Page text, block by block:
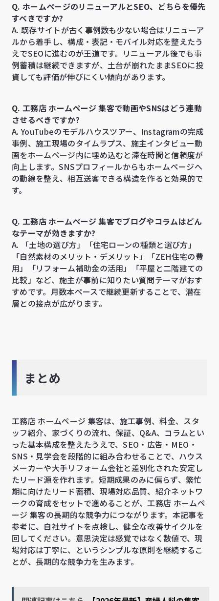
Q. ホームページのリニューアルとSEO、どちらを優先
すべきですか?
A. 既存サイトが古く事例数も少ない場合はリニューア
ルから着手し、構成・表記・モバイル対応を整えたう
えでSEOに進むのが王道です。リニューアル後でも事
例蓄積は継続できますが、土台が崩れたままSEOに投
資しても評価が伸びにくい傾向があります。
Q. 工務店 ホームページ 集客で動画やSNSはどう連動
させるべきですか?
A. YouTubeのモデルハウスツアー、Instagramの完成
事例、施工現場のタイムラプス、施主インタビュー動
画をホームページ内に埋め込むと滞在時間と信頼度が
向上します。SNSプロフィールからもホームページへ
の動線を整え、相互送客できる構造を作ると効果的で
す。
Q. 工務店 ホームページ 集客でブログやコラムはどん
なテーマが効きますか?
A. 「土地の選び方」「住宅ローンの種類と選び方」
「自然素材のメリット・デメリット」「ZEH住宅の費
用」「リフォーム補助金の活用」「平屋と二階建ての
比較」など、施主が事前に知りたい質問テーマがおす
すめです。月数本ペースで継続更新することで、潜在
層との接点が広がります。
まとめ
工務店 ホームページ 集客は、施工事例、料金、スタ
ッフ紹介、家づくりの流れ、保証、Q&A、コラムとい
った基本構成を整えたうえで、SEO・広告・MEO・
SNS・見学会を段階的に組み合わせることで、ハウス
メーカーや大手リフォーム会社と差別化された安定し
たリード源を作れます。短期成果のみに偏らず、繁忙
期に向けたリード蓄積、現場対応品質、紹介ネットワ
ークの育成をセットで進めることが、工務店 ホームペ
ージ 集客の長期的な競争力につながります。本記事を
参考に、自社サイトを点検し、健全な改善サイクルを
回してください。意思決定は感覚ではなく数値で、現
場対応は丁寧に、というシンプルな原則を継続するこ
とが、長期的な競争力を生みます。